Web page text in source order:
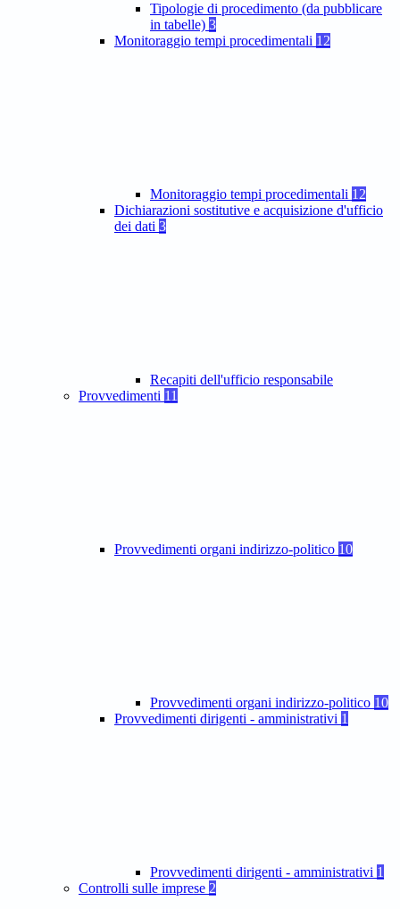
Tipologie di procedimento (da pubblicare
in tabelle) 3
Monitoraggio tempi procedimentali 12
Monitoraggio tempi procedimentali 12
Dichiarazioni sostitutive e acquisizione d'ufficio
dei dati 3
Recapiti dell'ufficio responsabile
Provvedimenti 11
Provvedimenti organi indirizzo-politico 10
Provvedimenti organi indirizzo-politico 10
Provvedimenti dirigenti - amministrativi 1
Provvedimenti dirigenti - amministrativi 1
Controlli sulle imprese 2